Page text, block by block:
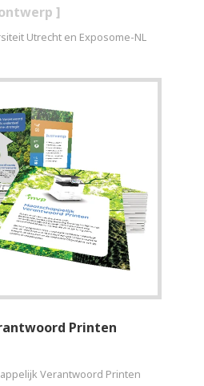
]
Utrecht en Exposome-NL
Printen
Verantwoord Printen